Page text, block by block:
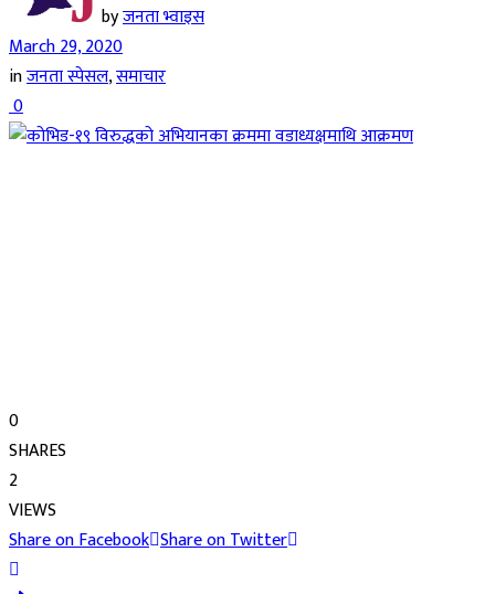
byजनता भ्वाइस
March 29, 2020
inजनता स्पेसल,समाचार
0
0
SHARES
2
VIEWS
Share on Facebook Share on Twitter